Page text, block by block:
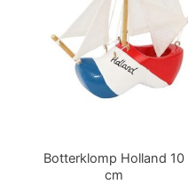
Botterklomp Holland 10
cm